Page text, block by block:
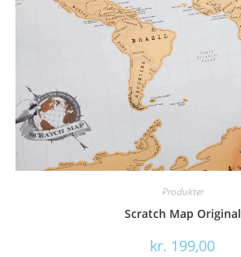
Produkter
Scratch Map Original
kr. 199,00